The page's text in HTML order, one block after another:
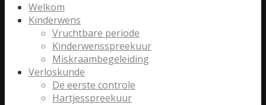
Welkom
Kinderwens
Vruchtbare periode
Kinderwensspreekuur
Miskraambegeleiding
Verloskunde
De eerste controle
Hartjesspreekuur